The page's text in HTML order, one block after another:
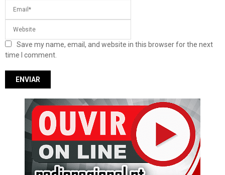
Save my name, email, and website in this browser for the next
time I comment.